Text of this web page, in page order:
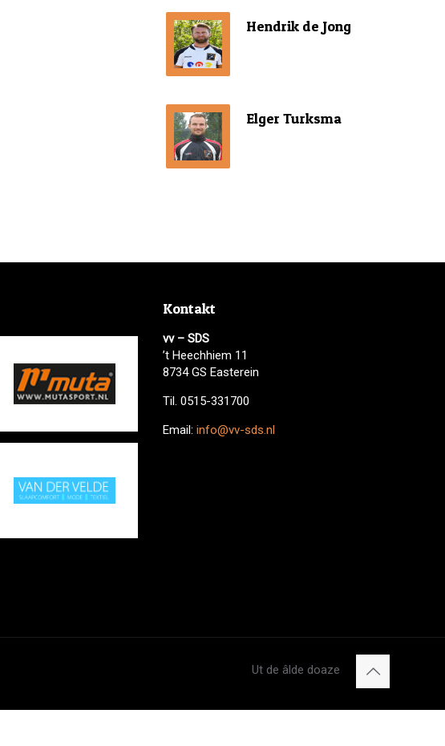
Hendrik de Jong
Elger Turksma
Kontakt
vv – SDS
’t Heechhiem 11
8734 GS Easterein
Til. 0515-331700
Email: info@vv-sds.nl
Ut de âlde doaze